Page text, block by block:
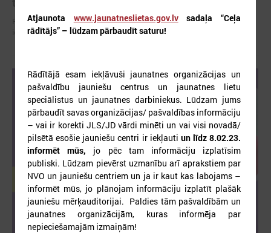
Publicēts 2025. gada pašvērtējuma apkopojums "Vienots kvalitātes
ietvars darbam ar jaunatni pašvaldībās"
Atjaunota www.jaunatneslietas.gov.lvsadaļa “Ceļa
rādītājs” – lūdzam pārbaudīt saturu!
Rādītājā esam iekļāvuši jaunatnes organizācijas un
pašvaldību jauniešu centrus un jaunatnes lietu
speciālistus un jaunatnes darbiniekus. Lūdzam jums
pārbaudīt savas organizācijas/ pašvaldības informāciju
– vai ir korekti JLS/JD vārdi minēti un vai visi novadā/
pilsētā esošie jauniešu centri ir iekļauti un līdz 8.02.23.
informēt mūs, jo pēc tam informāciju izplatīsim
publiski. Lūdzam pievērst uzmanību arī aprakstiem par
NVO un jauniešu centriem un ja ir kaut kas labojams –
informēt mūs, jo plānojam informāciju izplatīt plašāk
jauniešu mērķauditorijai. Paldies tām pašvaldībām un
jaunatnes organizācijām, kuras informēja par
nepieciešamajām izmaiņām!